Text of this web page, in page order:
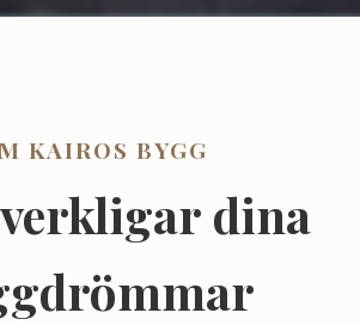
KAIROS BYGG
dina